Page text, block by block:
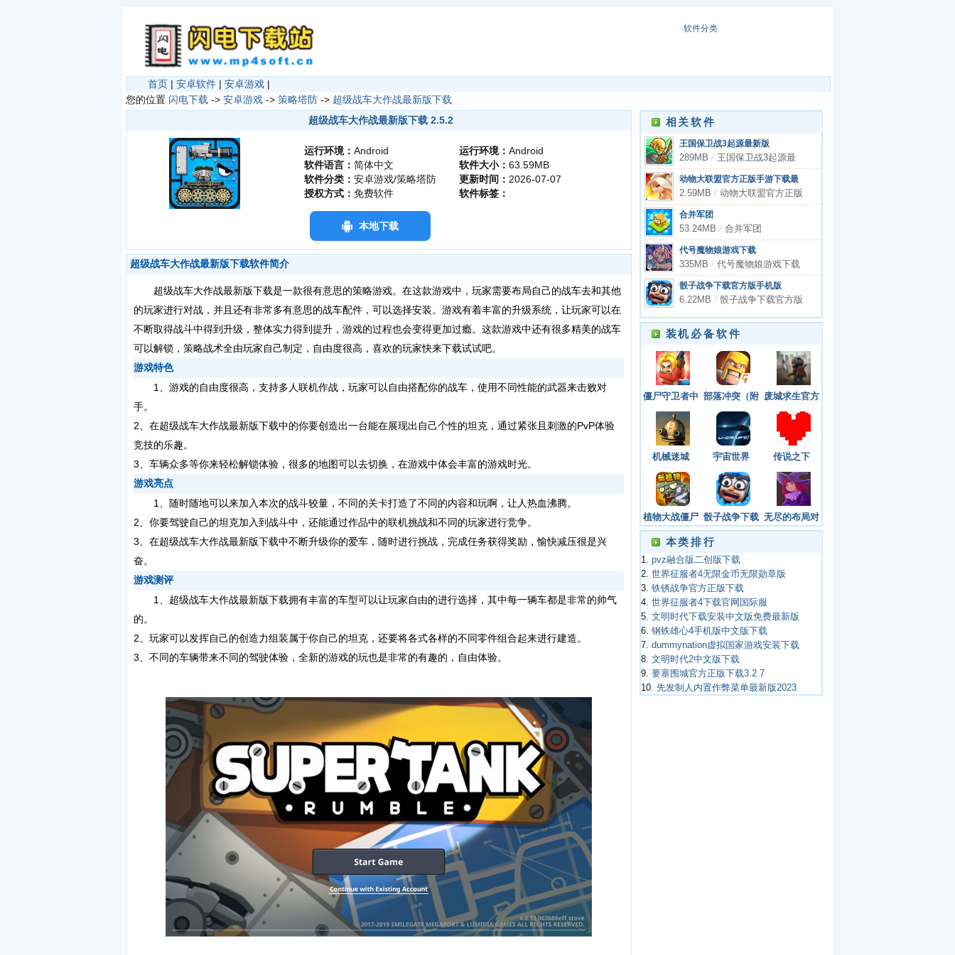
软件分类
首页 | 安卓软件 | 安卓游戏 |
您的位置 闪电下载 -> 安卓游戏 -> 策略塔防 -> 超级战车大作战最新版下载
超级战车大作战最新版下载 2.5.2
运行环境： Android
软件语言： 简体中文
软件分类： 安卓游戏/策略塔防
授权方式： 免费软件
本地下载
运行环境： Android
软件大小： 63.59MB
更新时间： 2026-07-07
软件标签：
超级战车大作战最新版下载软件简介
超级战车大作战最新版下载是一款很有意思的策略游戏。在这款游戏中，玩家需要布局自己的战车去和其他
的玩家进行对战，并且还有非常多有意思的战车配件，可以选择安装。游戏有着丰富的升级系统，让玩家可以在
不断取得战斗中得到升级，整体实力得到提升，游戏的过程也会变得更加过瘾。这款游戏中还有很多精美的战车
可以解锁，策略战术全由玩家自己制定，自由度很高，喜欢的玩家快来下载试试吧。
游戏特色
1、游戏的自由度很高，支持多人联机作战，玩家可以自由搭配你的战车，使用不同性能的武器来击败对
手。
2、在超级战车大作战最新版下载中的你要创造出一台能在展现出自己个性的坦克，通过紧张且刺激的PvP体验
竞技的乐趣。
3、车辆众多等你来轻松解锁体验，很多的地图可以去切换，在游戏中体会丰富的游戏时光。
游戏亮点
1、随时随地可以来加入本次的战斗较量，不同的关卡打造了不同的内容和玩啊，让人热血沸腾。
2、你要驾驶自己的坦克加入到战斗中，还能通过作品中的联机挑战和不同的玩家进行竞争。
3、在超级战车大作战最新版下载中不断升级你的爱车，随时进行挑战，完成任务获得奖励，愉快减压很是兴
奋。
游戏测评
1、超级战车大作战最新版下载拥有丰富的车型可以让玩家自由的进行选择，其中每一辆车都是非常的帅气
的。
2、玩家可以发挥自己的创造力组装属于你自己的坦克，还要将各式各样的不同零件组合起来进行建造。
3、不同的车辆带来不同的驾驶体验，全新的游戏的玩也是非常的有趣的，自由体验。
相关软件
王国保卫战3起源最新版
289MB /王国保卫战3起源最
新版
动物大联盟官方正版手游下载最
新版
2.59MB /动物大联盟官方正版
手游下载最新版
合并军团
53.24MB /合并军团
代号魔物娘游戏下载
335MB /代号魔物娘游戏下载
骰子战争下载官方版手机版
6.22MB /骰子战争下载官方版
装机必备软件
僵尸守卫者中
文版安卓版
部落冲突（附
攻略）九游版
下载安装最新
版
废城求生官方
正版游戏下载
机械迷城
(Machinarium)2021
版
宇宙世界
传说之下
（Undertale）
植物大战僵尸
2官方版下载
骰子战争下载
官方版安装免
无尽的布局对
阵
本类排行
1. pvz融合版二创版下载
2. 世界征服者4无限金币无限勋章版
3. 铁锈战争官方正版下载
4. 世界征服者4下载官网国际服
5. 文明时代下载安装中文版免费最新版
6. 钢铁雄心4手机版中文版下载
7. dummynation虚拟国家游戏安装下载
8. 文明时代2中文版下载
9. 要塞围城官方正版下载3.2.7
10. 先发制人内置作弊菜单最新版2023